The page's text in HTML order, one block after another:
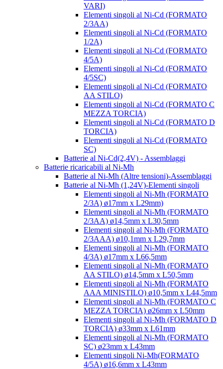
VARI)
Elementi singoli al Ni-Cd (FORMATO
2/3AA)
Elementi singoli al Ni-Cd (FORMATO
1/2A)
Elementi singoli al Ni-Cd (FORMATO
4/5A)
Elementi singoli al Ni-Cd (FORMATO
4/5SC)
Elementi singoli al Ni-Cd (FORMATO
AA STILO)
Elementi singoli al Ni-Cd (FORMATO C
MEZZA TORCIA)
Elementi singoli al Ni-Cd (FORMATO D
TORCIA)
Elementi singoli al Ni-Cd (FORMATO
SC)
Batterie al Ni-Cd(2,4V) - Assemblaggi
Batterie ricaricabili al Ni-Mh
Batterie al Ni-Mh (Altre tensioni)-Assemblaggi
Batterie al Ni-Mh (1,24V)-Elementi singoli
Elementi singoli al Ni-Mh (FORMATO
2/3A) ø17mm x L29mm)
Elementi singoli al Ni-Mh (FORMATO
2/3AA) ø14,5mm x L30,5mm
Elementi singoli al Ni-Mh (FORMATO
2/3AAA) ø10,1mm x L29,7mm
Elementi singoli al Ni-Mh (FORMATO
4/3A) ø17mm x L66,5mm
Elementi singoli al Ni-Mh (FORMATO
AA STILO) ø14,5mm x L50,5mm
Elementi singoli al Ni-Mh (FORMATO
AAA MINISTILO) ø10,5mm x L44,5mm
Elementi singoli al Ni-Mh (FORMATO C
MEZZA TORCIA) ø26mm x L50mm
Elementi singoli al Ni-Mh (FORMATO D
TORCIA) ø33mm x L61mm
Elementi singoli al Ni-Mh (FORMATO
SC) ø23mm x L43mm
Elementi singoli Ni-Mh(FORMATO
4/5A) ø16,6mm x L43mm